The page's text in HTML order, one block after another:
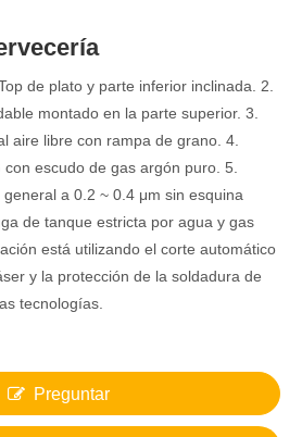
de plato y parte inferior inclinada. 2.
montado en la parte superior. 3.
aire libre con rampa de grano. 4.
escudo de gas argón puro. 5.
a 0.2 ~ 0.4 μm sin esquina
de tanque estricta por agua y gas
está utilizando el corte automático
y la protección de la soldadura de
tecnologías.
Preguntar